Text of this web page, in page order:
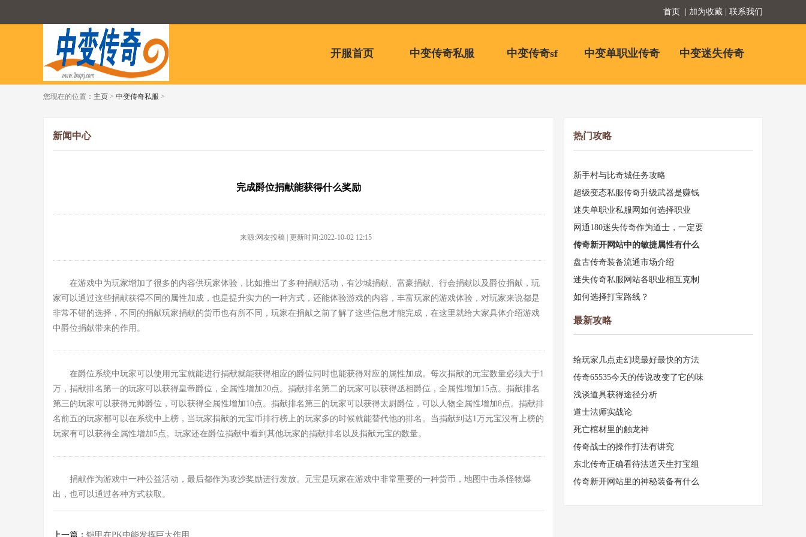
首页 | 加为收藏 | 联系我们
开服首页 中变传奇私服 中变传奇sf 中变单职业传奇 中变迷失传奇
您现在的位置： 主页 > 中变传奇私服 >
新闻中心
完成爵位捐献能获得什么奖励
来源:网友投稿 | 更新时间:2022-10-02 12:15
在游戏中为玩家增加了很多的内容供玩家体验，比如推出了多种捐献活动，有沙城捐献、富豪捐献、行会捐献以及爵位捐献，玩
家可以通过这些捐献获得不同的属性加成，也是提升实力的一种方式，还能体验游戏的内容，丰富玩家的游戏体验，对玩家来说都是
非常不错的选择，不同的捐献玩家捐献的货币也有所不同，玩家在捐献之前了解了这些信息才能完成，在这里就给大家具体介绍游戏
中爵位捐献带来的作用。
在爵位系统中玩家可以使用元宝就能进行捐献就能获得相应的爵位同时也能获得对应的属性加成。每次捐献的元宝数量必须大于1
万，捐献排名第一的玩家可以获得皇帝爵位，全属性增加20点。捐献排名第二的玩家可以获得丞相爵位，全属性增加15点。捐献排名
第三的玩家可以获得元帅爵位，可以获得全属性增加10点。捐献排名第三的玩家可以获得太尉爵位，可以人物全属性增加8点。捐献排
名前五的玩家都可以在系统中上榜，当玩家捐献的元宝币排行榜上的玩家多的时候就能替代他的排名。当捐献到达1万元宝没有上榜的
玩家有可以获得全属性增加5点。玩家还在爵位捐献中看到其他玩家的捐献排名以及捐献元宝的数量。
捐献作为游戏中一种公益活动，最后都作为攻沙奖励进行发放。元宝是玩家在游戏中非常重要的一种货币，地图中击杀怪物爆
出，也可以通过各种方式获取。
上一篇： 铠甲在PK中能发挥巨大作用
热门攻略
新手村与比奇城任务攻略
超级变态私服传奇升级武器是赚钱
迷失单职业私服网如何选择职业
网通180迷失传奇作为道士，一定要
传奇新开网站中的敏捷属性有什么
盘古传奇装备流通市场介绍
迷失传奇私服网站各职业相互克制
如何选择打宝路线？
最新攻略
给玩家几点走幻境最好最快的方法
传奇65535今天的传说改变了它的味
浅谈道具获得途径分析
道士法师实战论
死亡棺材里的触龙神
传奇战士的操作打法有讲究
东北传奇正确看待法道天生打宝组
传奇新开网站里的神秘装备有什么